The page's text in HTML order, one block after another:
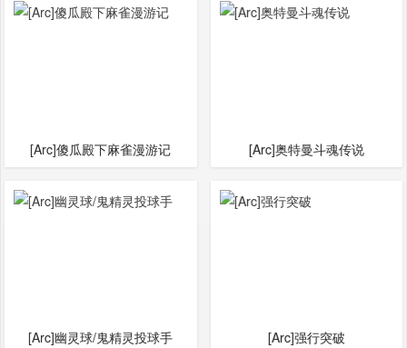
[Arc]傻瓜殿下麻雀漫游记 [Arc]奥特曼斗魂传说
[Arc]幽灵球/鬼精灵投球手 [Arc]强行突破